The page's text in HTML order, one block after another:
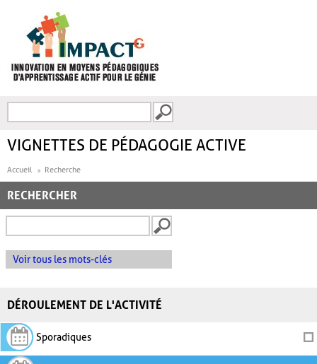
FORMULAIRE DE
VIGNETTES DE PÉDAGOGIE ACTIVE
Accueil Recherche
RECHERCHER
Voir tous les mots-clés
DÉROULEMENT DE L'ACTIVITÉ
Sporadiques